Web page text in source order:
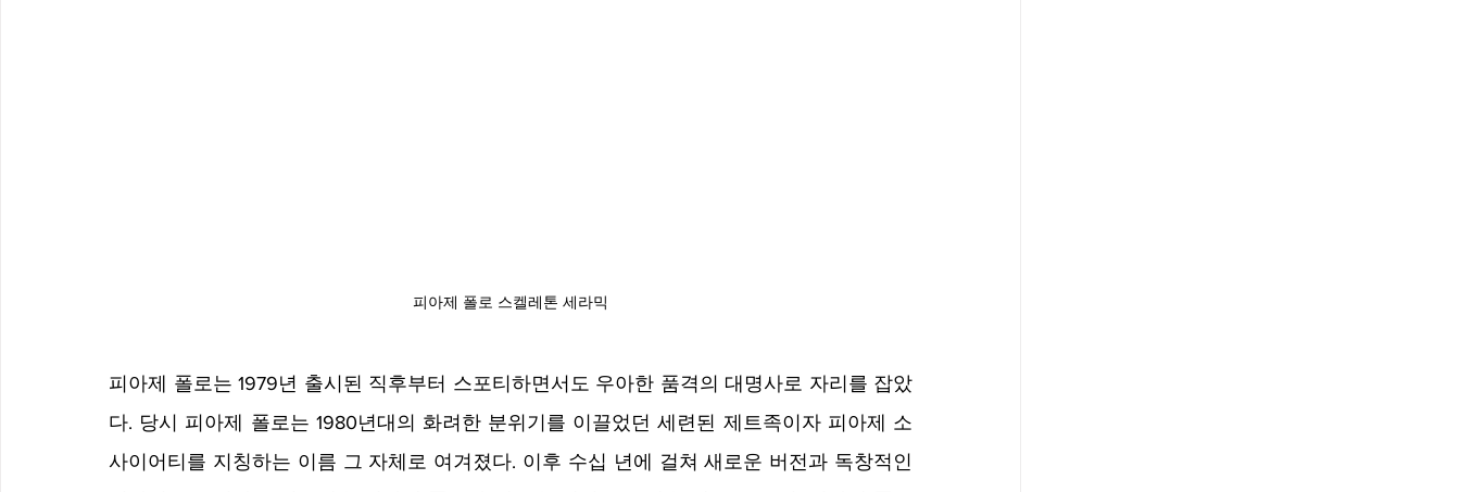
피아제 폴로 스켈레톤 세라믹
피아제 폴로는 1979년 출시된 직후부터 스포티하면서도 우아한 품격의 대명사로 자리를 잡았
다. 당시 피아제 폴로는 1980년대의 화려한 분위기를 이끌었던 세련된 제트족이자 피아제 소
사이어티를 지칭하는 이름 그 자체로 여겨졌다. 이후 수십 년에 걸쳐 새로운 버전과 독창적인